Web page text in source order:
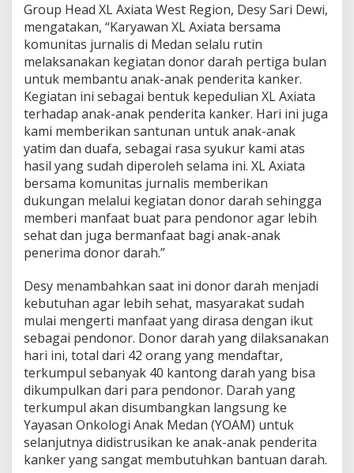
G
e
l
a
r
D
o
n
r
D
a
r
a
h
d
a
n
a
n
u
n
a
Y
a
i
m
D
u
Group Head XL Axiata West Region, Desy Sari Dewi,
mengatakan, “Karyawan XL Axiata bersama
komunitas jurnalis di Medan selalu rutin
melaksanakan kegiatan donor darah pertiga bulan
untuk membantu anak-anak penderita kanker.
Kegiatan ini sebagai bentuk kepedulian XL Axiata
terhadap anak-anak penderita kanker. Hari ini juga
kami memberikan santunan untuk anak-anak
yatim dan duafa, sebagai rasa syukur kami atas
hasil yang sudah diperoleh selama ini. XL Axiata
bersama komunitas jurnalis memberikan
dukungan melalui kegiatan donor darah sehingga
memberi manfaat buat para pendonor agar lebih
sehat dan juga bermanfaat bagi anak-anak
penerima donor darah.”
Desy menambahkan saat ini donor darah menjadi
kebutuhan agar lebih sehat, masyarakat sudah
mulai mengerti manfaat yang dirasa dengan ikut
sebagai pendonor. Donor darah yang dilaksanakan
hari ini, total dari 42 orang yang mendaftar,
terkumpul sebanyak 40 kantong darah yang bisa
dikumpulkan dari para pendonor. Darah yang
terkumpul akan disumbangkan langsung ke
Yayasan Onkologi Anak Medan (YOAM) untuk
selanjutnya didistrusikan ke anak-anak penderita
kanker yang sangat membutuhkan bantuan darah.